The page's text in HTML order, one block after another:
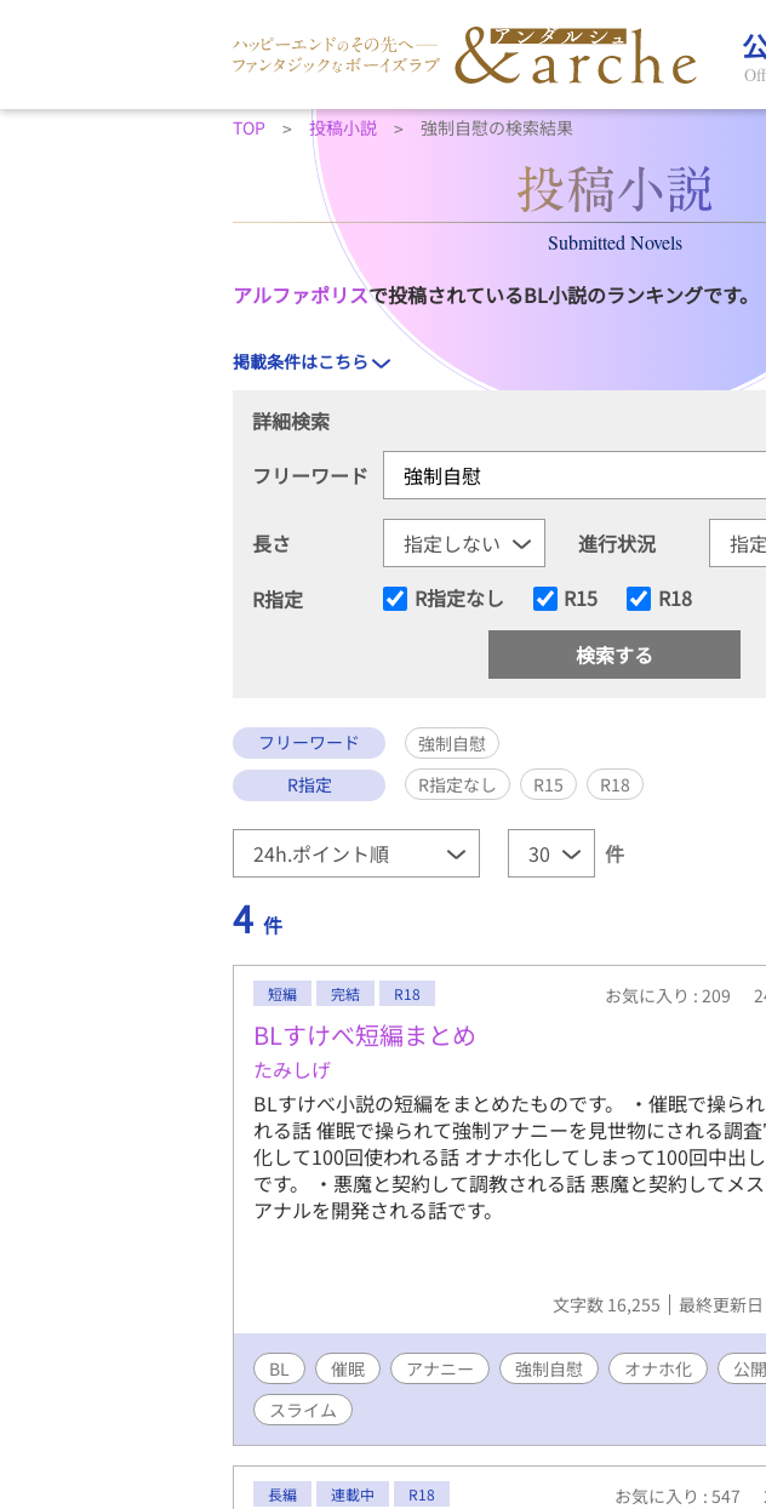
TOP 投稿小説 強制自慰の検索結果
Submitted Novels
アルファポリスで投稿されているBL小説のランキングです。
掲載条件はこちら
詳細検索
フリーワード
長さ
進行状況
R指定
R指定なし R15 R18
フリーワード
強制自慰
R指定
R指定なし R15 R18
件
4 件
短編 完結 R18 お気に入り : 209
BLすけべ短編まとめ
たみしげ
BLすけべ小説の短編をまとめたものです。 ・催眠で操ら
れる話 催眠で操られて強制アナニーを見世物にされる調
化して100回使われる話 オナホ化してしまって100回中出
です。 ・悪魔と契約して調教される話 悪魔と契約してメ
アナルを開発される話です。
文字数 16,255 最終更新
BL 催眠 アナニー 強制自慰 オナホ化 公
スライム
長編 連載中 R18 お気に入り : 547